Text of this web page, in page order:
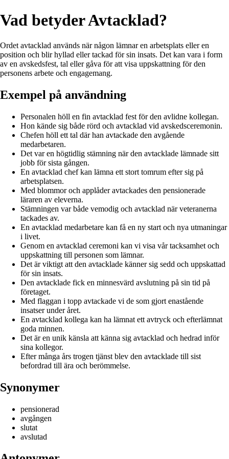
Vad betyder Avtacklad?
Ordet avtacklad används när någon lämnar en arbetsplats eller en
position och blir hyllad eller tackad för sin insats. Det kan vara i form
av en avskedsfest, tal eller gåva för att visa uppskattning för den
personens arbete och engagemang.
Exempel på användning
Personalen höll en fin avtacklad fest för den avlidne kollegan.
Hon kände sig både rörd och avtacklad vid avskedsceremonin.
Chefen höll ett tal där han avtackade den avgående
medarbetaren.
Det var en högtidlig stämning när den avtacklade lämnade sitt
jobb för sista gången.
En avtacklad chef kan lämna ett stort tomrum efter sig på
arbetsplatsen.
Med blommor och applåder avtackades den pensionerade
läraren av eleverna.
Stämningen var både vemodig och avtacklad när veteranerna
tackades av.
En avtacklad medarbetare kan få en ny start och nya utmaningar
i livet.
Genom en avtacklad ceremoni kan vi visa vår tacksamhet och
uppskattning till personen som lämnar.
Det är viktigt att den avtacklade känner sig sedd och uppskattad
för sin insats.
Den avtacklade fick en minnesvärd avslutning på sin tid på
företaget.
Med flaggan i topp avtackade vi de som gjort enastående
insatser under året.
En avtacklad kollega kan ha lämnat ett avtryck och efterlämnat
goda minnen.
Det är en unik känsla att känna sig avtacklad och hedrad inför
sina kollegor.
Efter många års trogen tjänst blev den avtacklade till sist
befordrad till ära och berömmelse.
Synonymer
pensionerad
avgången
slutat
avslutad